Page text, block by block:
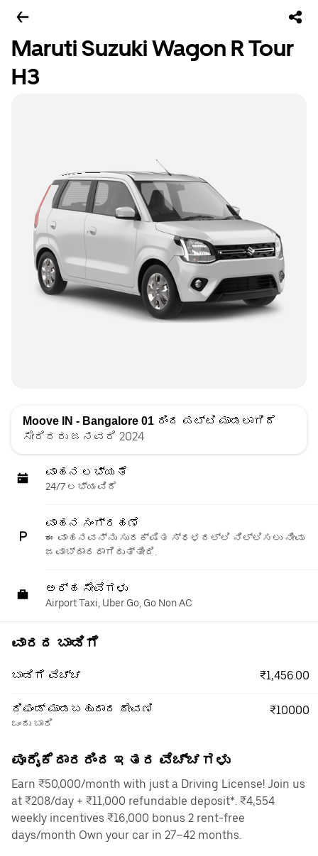
Maruti Suzuki Wagon R Tour
H3
Moove IN - Bangalore 01 ರಿಂದ ಪಟ್ಟಿ ಮಾಡಲಾಗಿದೆ
ಸೇರಿದರು ಜನವರಿ 2024
ವಾಹನ ಲಭ್ಯತೆ
24/7 ಲಭ್ಯವಿದೆ
ವಾಹನ ಸಂಗ್ರಹಣೆ
ಈ ವಾಹನವನ್ನು ಸುರಕ್ಷಿತ ಸ್ಥಳದಲ್ಲಿ ನಿಲ್ಲಿಸಲು ನೀವು
ಜವಾಬ್ದಾರರಾಗಿರುತ್ತೀರಿ.
ಅರ್ಹ ಸೇವೆಗಳು
Airport Taxi, Uber Go, Go Non AC
ವಾರದ ಬಾಡಿಗೆ
ಬಾಡಿಗೆ ವೆಚ್ಚ ₹1,456.00
ರಿಫಂಡ್ ಮಾಡಬಹುದಾದ ಠೇವಣಿ
ಒಂದು ಬಾರಿ
₹10000
ಪೂರೈಕೆದಾರರಿಂದ ಇತರ ವೆಚ್ಚಗಳು
Earn ₹50,000/month with just a Driving License! Join us
at ₹208/day + ₹11,000 refundable deposit*. ₹4,554
weekly incentives ₹16,000 bonus 2 rent-free
days/month Own your car in 27–42 months.